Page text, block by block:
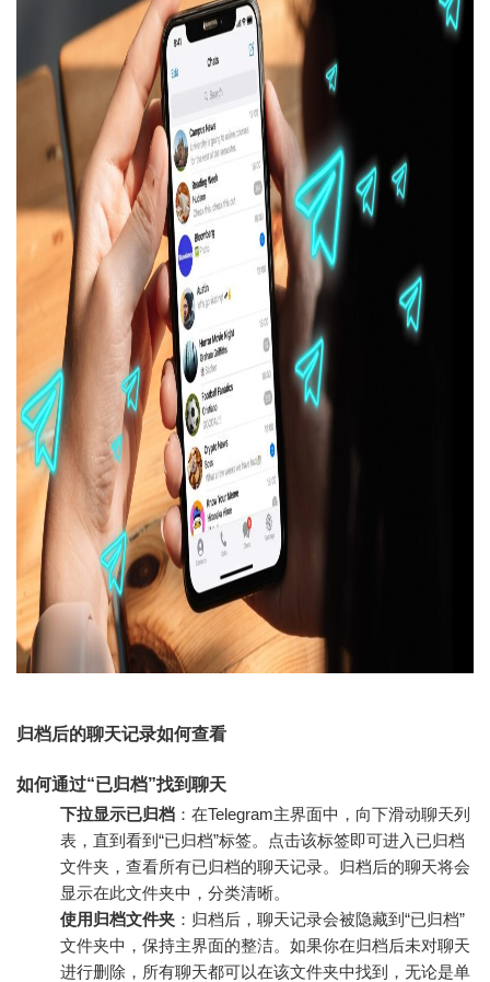
归档后的聊天记录如何查看
如何通过“已归档”找到聊天
下拉显示已归档 ：在Telegram主界面中，向下滑动聊天列
表，直到看到“已归档”标签。点击该标签即可进入已归档
文件夹，查看所有已归档的聊天记录。归档后的聊天将会
显示在此文件夹中，分类清晰。
使用归档文件夹 ：归档后，聊天记录会被隐藏到“已归档”
文件夹中，保持主界面的整洁。如果你在归档后未对聊天
进行删除，所有聊天都可以在该文件夹中找到，无论是单